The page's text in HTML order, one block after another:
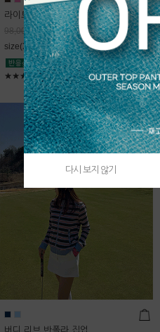
라이트데님 핀턱 스커트
98,000원 68,600원
size(XS,S,M,L)
★★★★★5
다시 보지 않기